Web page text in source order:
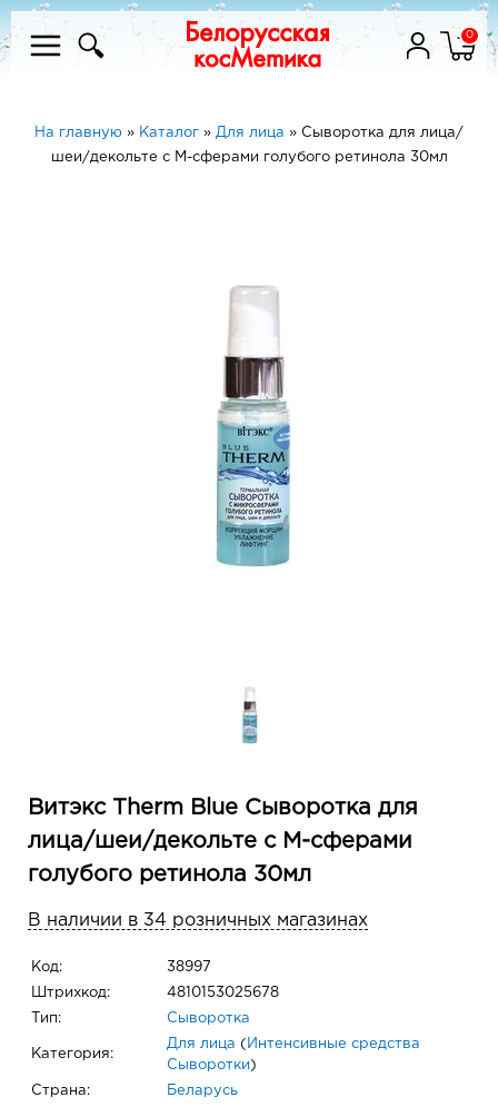
0
На главную » Каталог » Для лица » Сыворотка для лица/
шеи/декольте с М-сферами голубого ретинола 30мл
Витэкс Therm Blue Сыворотка для
лица/шеи/декольте с М-сферами
голубого ретинола 30мл
В наличии в 34 розничных магазинах
Код: 38997
Штрихкод: 4810153025678
Тип: Сыворотка
Категория:
Для лица ( Интенсивные средства
Сыворотки )
Страна: Беларусь